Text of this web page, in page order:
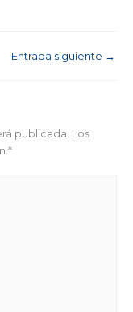
Entrada siguiente →
publicada. Los
*